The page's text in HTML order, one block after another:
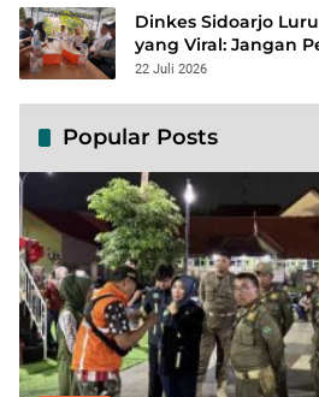
Dinkes Sidoarjo
yang Viral: Jangan
Penanganan
22 Juli 2026
Popular Posts